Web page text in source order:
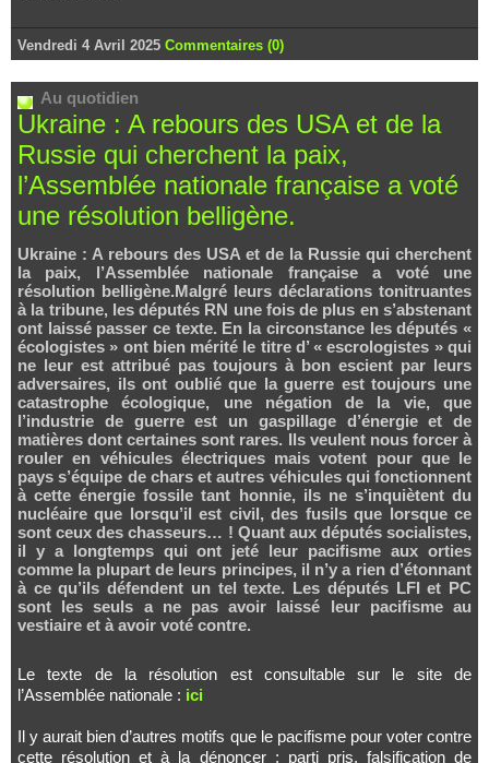
Vendredi 4 Avril 2025 Commentaires (0)
Au quotidien
Ukraine : A rebours des USA et de la
Russie qui cherchent la paix,
l’Assemblée nationale française a voté
une résolution belligène.
Ukraine : A rebours des USA et de la Russie qui cherchent
la paix, l’Assemblée nationale française a voté une
résolution belligène.Malgré leurs déclarations tonitruantes
à la tribune, les députés RN une fois de plus en s’abstenant
ont laissé passer ce texte. En la circonstance les députés «
écologistes » ont bien mérité le titre d’ « escrologistes » qui
ne leur est attribué pas toujours à bon escient par leurs
adversaires, ils ont oublié que la guerre est toujours une
catastrophe écologique, une négation de la vie, que
l’industrie de guerre est un gaspillage d’énergie et de
matières dont certaines sont rares. Ils veulent nous forcer à
rouler en véhicules électriques mais votent pour que le
pays s’équipe de chars et autres véhicules qui fonctionnent
à cette énergie fossile tant honnie, ils ne s’inquiètent du
nucléaire que lorsqu’il est civil, des fusils que lorsque ce
sont ceux des chasseurs… ! Quant aux députés socialistes,
il y a longtemps qui ont jeté leur pacifisme aux orties
comme la plupart de leurs principes, il n’y a rien d’étonnant
à ce qu’ils défendent un tel texte. Les députés LFI et PC
sont les seuls a ne pas avoir laissé leur pacifisme au
vestiaire et à avoir voté contre.
Le texte de la résolution est consultable sur le site de
l’Assemblée nationale : ici
Il y aurait bien d’autres motifs que le pacifisme pour voter contre
cette résolution et à la dénoncer : parti pris, falsification de